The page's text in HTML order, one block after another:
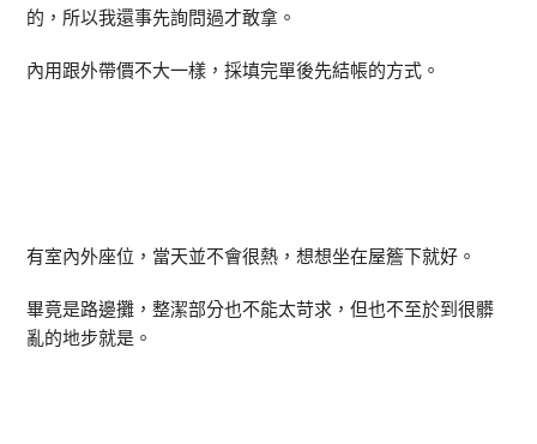
的，所以我還事先詢問過才敢拿。
內用跟外帶價不大一樣，採填完單後先結帳的方式。
有室內外座位，當天並不會很熱，想想坐在屋簷下就好。
畢竟是路邊攤，整潔部分也不能太苛求，但也不至於到很髒
亂的地步就是。